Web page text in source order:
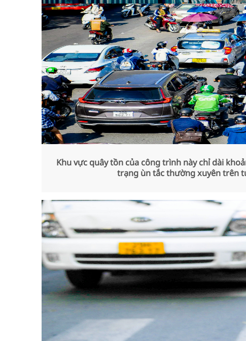
Khu vực quây tồn của công trình này chỉ dài
trạng ùn tắc thường xuyên trên